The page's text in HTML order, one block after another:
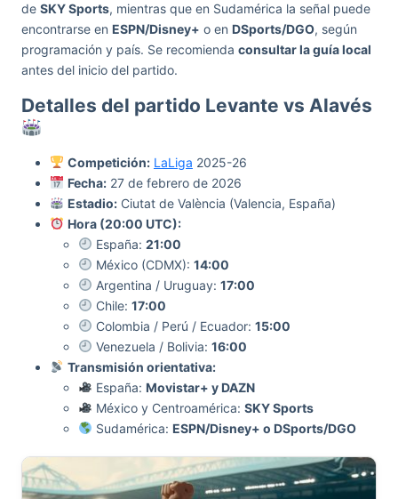
de SKY Sports, mientras que en Sudamérica la señal puede
encontrarse en ESPN/Disney+ o en DSports/DGO, según
programación y país. Se recomienda consultar la guía local
antes del inicio del partido.
Detalles del partido Levante vs Alavés
Competición: LaLiga 2025-26
Fecha:27 de febrero de 2026
Estadio:Ciutat de València (Valencia, España)
Hora (20:00 UTC):
España: 21:00
México (CDMX): 14:00
Argentina / Uruguay: 17:00
Chile: 17:00
Colombia / Perú / Ecuador: 15:00
Venezuela / Bolivia: 16:00
Transmisión orientativa:
España: Movistar+ y DAZN
México y Centroamérica: SKY Sports
Sudamérica: ESPN/Disney+ o DSports/DGO